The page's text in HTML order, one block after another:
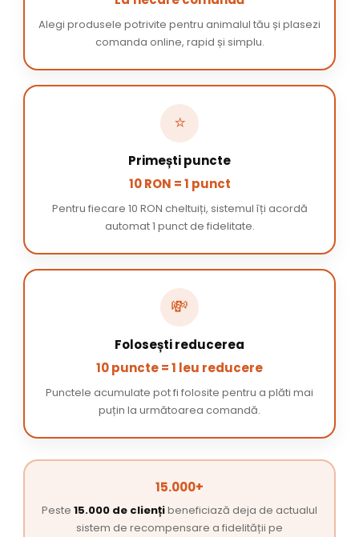
Alegi produsele potrivite pentru animalul tău și plasezi
comanda online, rapid și simplu.
⭐
Primești puncte
10 RON = 1 punct
Pentru fiecare 10 RON cheltuiți, sistemul îți acordă
automat 1 punct de fidelitate.
💸
Folosești reducerea
10 puncte = 1 leu reducere
Punctele acumulate pot fi folosite pentru a plăti mai
puțin la următoarea comandă.
15.000+
Peste 15.000 de cliențibeneficiază deja de actualul
sistem de recompensare a fidelității pe